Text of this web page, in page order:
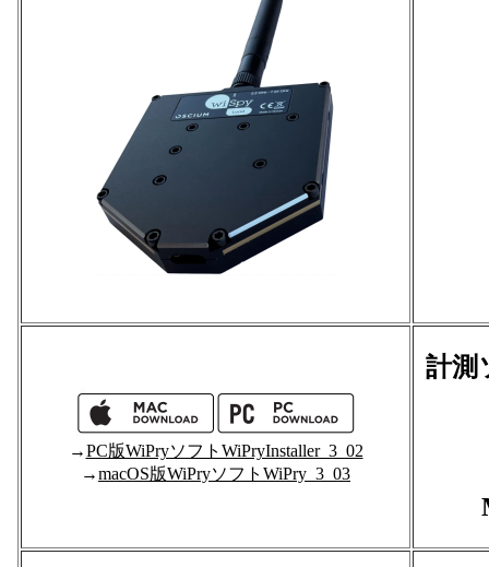
→PC版WiPryソフトWiPryInstaller_3_02
→macOS版WiPryソフトWiPry_3_03
計測